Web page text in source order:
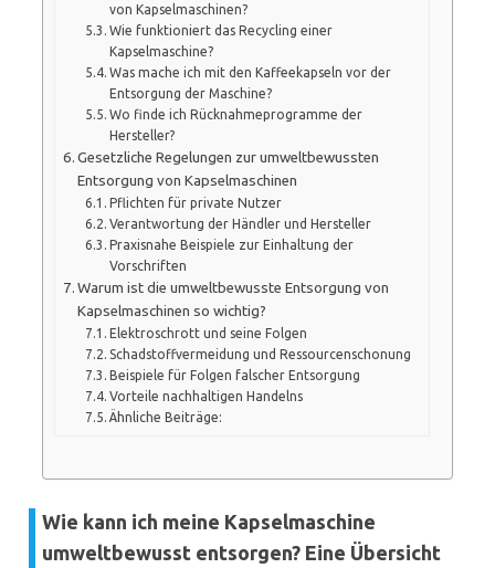
von Kapselmaschinen?
Wie funktioniert das Recycling einer
Kapselmaschine?
Was mache ich mit den Kaffeekapseln vor der
Entsorgung der Maschine?
Wo finde ich Rücknahmeprogramme der
Hersteller?
Gesetzliche Regelungen zur umweltbewussten
Entsorgung von Kapselmaschinen
Pflichten für private Nutzer
Verantwortung der Händler und Hersteller
Praxisnahe Beispiele zur Einhaltung der
Vorschriften
Warum ist die umweltbewusste Entsorgung von
Kapselmaschinen so wichtig?
Elektroschrott und seine Folgen
Schadstoffvermeidung und Ressourcenschonung
Beispiele für Folgen falscher Entsorgung
Vorteile nachhaltigen Handelns
Ähnliche Beiträge:
Wie kann ich meine Kapselmaschine
umweltbewusst entsorgen? Eine Übersicht